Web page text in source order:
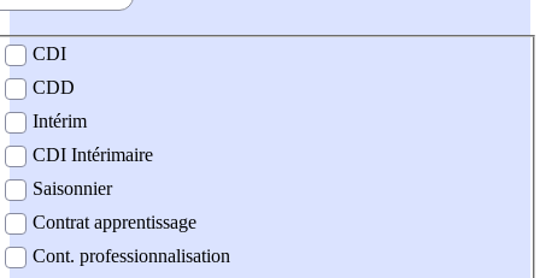
contrat
CDI
CDD
Intérim
CDI Intérimaire
Saisonnier
Contrat apprentissage
Cont. professionnalisation